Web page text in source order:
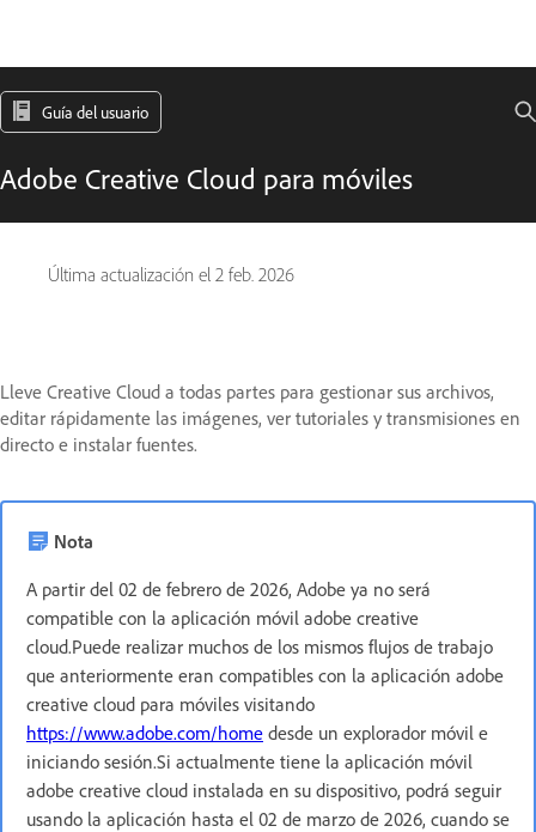
Guía del usuario
Adobe Creative Cloud para móviles
Última actualización el 2 feb. 2026
Lleve Creative Cloud a todas partes para gestionar sus archivos,
editar rápidamente las imágenes, ver tutoriales y transmisiones en
directo e instalar fuentes.
Nota
A partir del 02 de febrero de 2026, Adobe ya no será
compatible con la aplicación móvil adobe creative
cloud.Puede realizar muchos de los mismos flujos de trabajo
que anteriormente eran compatibles con la aplicación adobe
creative cloud para móviles visitando
https://www.adobe.com/home desde un explorador móvil e
iniciando sesión.Si actualmente tiene la aplicación móvil
adobe creative cloud instalada en su dispositivo, podrá seguir
usando la aplicación hasta el 02 de marzo de 2026, cuando se